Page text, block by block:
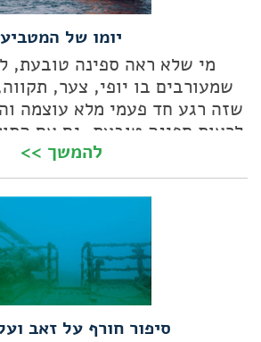
יומו של המטביע
מי שלא ראה ספינה טובעת,
שמעורבים בו יופי, צער,
שזה רגע חד פעמי מלא עוצמה
לראות ספינה טובעת, גם אם
כינונו של אתר
להמשך >>
סיפור חורף על זאב